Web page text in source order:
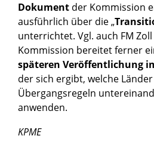
Dokument der Kommission
ausführlich über die „
unterrichtet. Vgl. auch FM Zoll
Kommission bereitet ferner
späteren Veröffentlichung
der sich ergibt, welche
Übergangsregeln
anwenden.
KPME